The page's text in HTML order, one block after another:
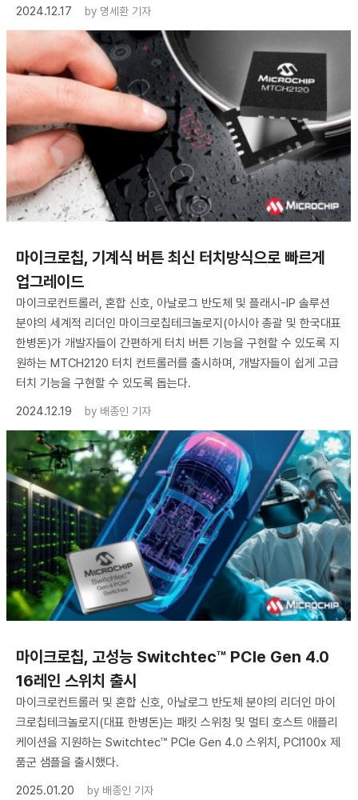
2024.12.17
by 명세환 기자
마이크로칩, 기계식 버튼 최신 터치방식으로 빠르게
업그레이드
마이크로컨트롤러, 혼합 신호, 아날로그 반도체 및 플래시-IP 솔루션
분야의 세계적 리더인 마이크로칩테크놀로지(아시아 총괄 및 한국대표
한병돈)가 개발자들이 간편하게 터치 버튼 기능을 구현할 수 있도록 지
원하는 MTCH2120 터치 컨트롤러를 출시하며, 개발자들이 쉽게 고급
터치 기능을 구현할 수 있도록 돕는다.
2024.12.19
by 배종인 기자
마이크로칩, 고성능 Switchtec™ PCIe Gen 4.0
16레인 스위치 출시
마이크로컨트롤러 및 혼합 신호, 아날로그 반도체 분야의 리더인 마이
크로칩테크놀로지(대표 한병돈)는 패킷 스위칭 및 멀티 호스트 애플리
케이션을 지원하는 Switchtec™ PCIe Gen 4.0 스위치, PCI100x 제
품군 샘플을 출시했다.
2025.01.20
by 배종인 기자